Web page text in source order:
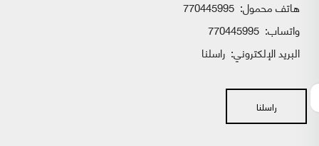
هاتف محمول: 770445995
واتساب:
البريد الإلكتروني: راسلنا
راسلنا